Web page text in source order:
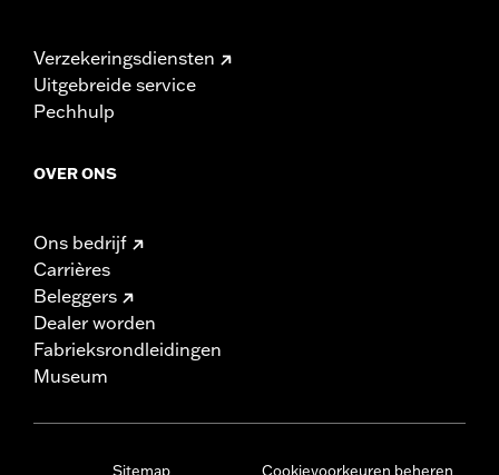
Verzekeringsdiensten
Uitgebreide service
Pechhulp
OVER ONS
Ons bedrijf
Carrières
Beleggers
Dealer worden
Fabrieksrondleidingen
Museum
Sitemap Cookievoorkeuren beheren